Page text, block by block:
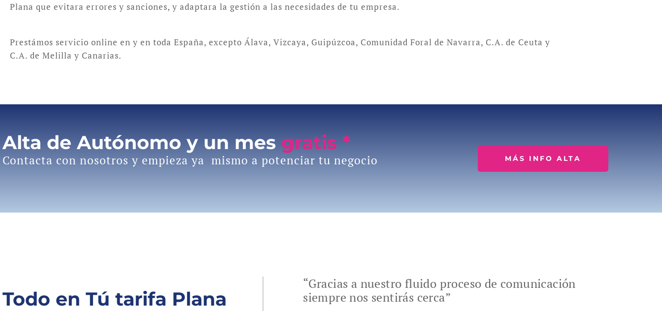
Plana que evitara errores y sanciones, y adaptara la gestión a las necesidades de tu empresa.
Prestámos servicio online en y en toda España, excepto Álava, Vizcaya, Guipúzcoa, Comunidad Foral de Navarra, C.A. de Ceuta y
C.A. de Melilla y Canarias.
Alta de Autónomo y un mes gratis *
Contacta con nosotros y empieza ya mismo a potenciar tu negocio MÁS INFO ALTA
Todo en Tú tarifa Plana
“Gracias a nuestro fluido proceso de comunicación
siempre nos sentirás cerca”